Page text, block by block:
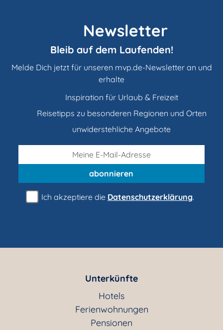
Newsletter
Bleib auf dem Laufenden!
Melde Dich jetzt für unseren mvp.de-Newsletter an und
erhalte
Inspiration für Urlaub & Freizeit
Reisetipps zu besonderen Regionen und Orten
unwiderstehliche Angebote
abonnieren
Ich akzeptiere die Datenschutzerklärung.
Unterkünfte
Hotels
Ferienwohnungen
Pensionen